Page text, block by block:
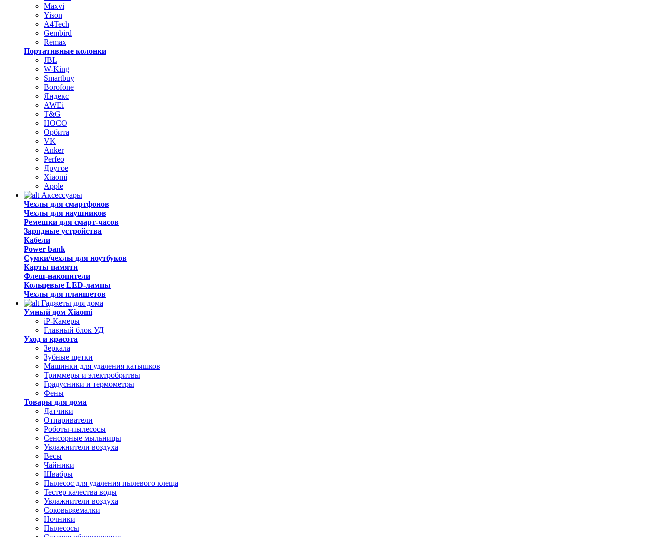
Maxvi
Yison
A4Tech
Gembird
Remax
Портативные колонки
JBL
W-King
Smartbuy
Borofone
Яндекс
AWEi
T&G
HOCO
Орбита
VK
Anker
Perfeo
Другое
Xiaomi
Apple
Аксессуары
Чехлы для смартфонов
Чехлы для наушников
Ремешки для смарт-часов
Зарядные устройства
Кабели
Power bank
Сумки/чехлы для ноутбуков
Карты памяти
Флеш-накопители
Кольцевые LED-лампы
Чехлы для планшетов
Гаджеты для дома
Умный дом Xiaomi
iP-Камеры
Главный блок УД
Уход и красота
Зеркала
Зубные щетки
Машинки для удаления катышков
Триммеры и электробритвы
Градусники и термометры
Фены
Товары для дома
Датчики
Отпариватели
Роботы-пылесосы
Сенсорные мыльницы
Увлажнители воздуха
Весы
Чайники
Швабры
Пылесос для удаления пылевого клеща
Тестер качества воды
Увлажнители воздуха
Соковыжемалки
Ночники
Пылесосы